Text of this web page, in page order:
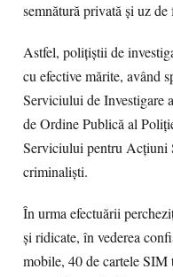
semnătură privată și uz de
Astfel, polițiștii de
cu efective mărite, având
Serviciului de
de Ordine Publică al
Serviciului pentru Acțiuni
criminaliști.
În urma efectuării
și ridicate, în vederea
mobile, 40 de cartele